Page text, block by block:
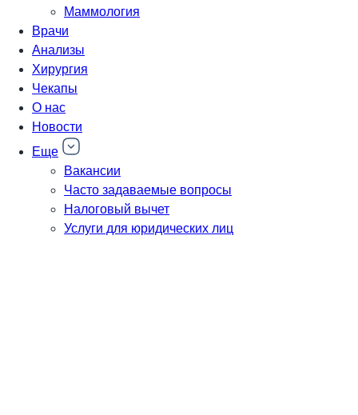
Маммология
Врачи
Анализы
Хирургия
Чекапы
О нас
Новости
Еще
Вакансии
Часто задаваемые вопросы
Налоговый вычет
Услуги для юридических лиц